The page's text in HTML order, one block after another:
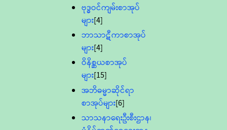
ဗုဒ္ဓဝင်ကျမ်းစာအုပ်
များ[4]
ဘာသာဋီကာစာအုပ်
များ[4]
ဝိနိစ္ဆယစာအုပ်
များ[15]
အဘိဓမ္မာဆိုင်ရာ
စာအုပ်များ[6]
သာသနာရေးဦးစီးဌာန၊